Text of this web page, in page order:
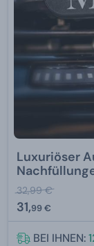
Luxuriöser
32,99 €
31,99 €
BEI IHNEN: